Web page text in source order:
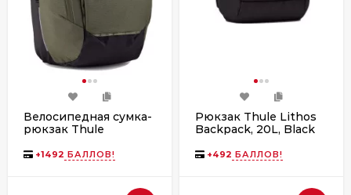
Велосипедная сумка-
рюкзак Thule
Green
+1492 БАЛЛОВ!
Рюкзак Thule Lithos
Backpack, 20L, Black
+492 БАЛЛОВ!